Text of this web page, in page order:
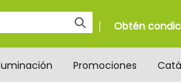
Obtén
Promociones